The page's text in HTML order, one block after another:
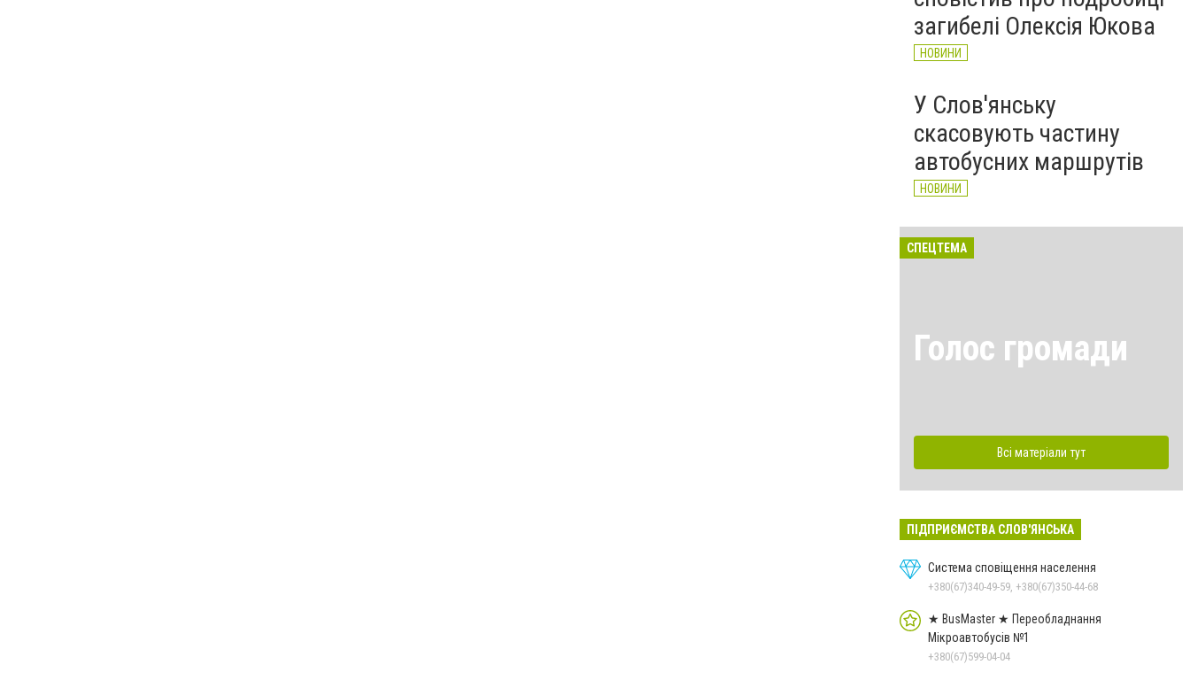
загибелі Олексія Юкова
НОВИНИ
У Слов'янську
скасовують частину
автобусних маршрутів
НОВИНИ
СПЕЦТЕМА
Голос громади
Всі матеріали тут
ПІДПРИЄМСТВА СЛОВ'ЯНСЬКА
Система сповіщення населення
+380(67)340-49-59, +380(67)350-44-68
★ BusMaster ★ Переобладнання
Мікроавтобусів №1
+380(67)599-04-04